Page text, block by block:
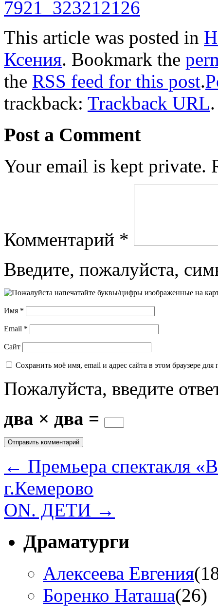
This article was posted in
Ксения. Bookmark the
the RSS feed for this post.
trackback: Trackback URL.
Post a Comment
Your email is kept private.
Комментарий *
Введите, пожалуйста,
Имя *
Email *
Сайт
Сохранить моё имя, email и адрес сайта в этом браузере
Пожалуйста, введите
два × два =
← Премьера спектакля
г.Кемерово
ON. ДЕТИ →
Драматурги
Алексеева Евгения
Боренко Наташа(26)